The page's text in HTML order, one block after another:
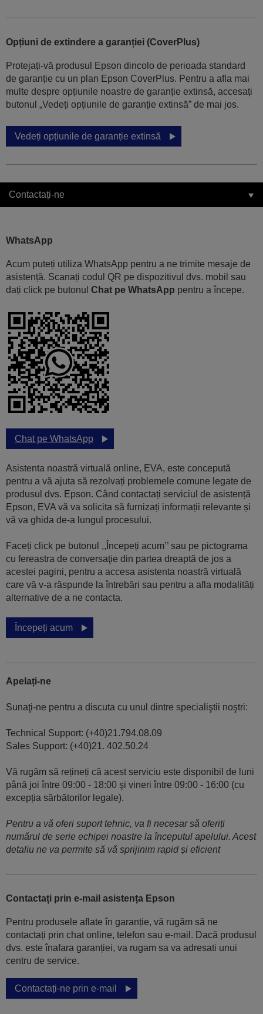
Opțiuni de extindere a garanției (CoverPlus)
Protejați-vă produsul Epson dincolo de perioada standard
de garanție cu un plan Epson CoverPlus. Pentru a afla mai
multe despre opțiunile noastre de garanție extinsă, accesați
butonul „Vedeți opțiunile de garanție extinsă” de mai jos.
Vedeți opțiunile de garanție extinsă
Contactați-ne
WhatsApp
Acum puteți utiliza WhatsApp pentru a ne trimite mesaje de
asistență. Scanați codul QR pe dispozitivul dvs. mobil sau
dați click pe butonul Chat pe WhatsApp pentru a începe.
Chat pe WhatsApp
Asistenta noastră virtuală online, EVA, este concepută
pentru a vă ajuta să rezolvați problemele comune legate de
produsul dvs. Epson. Când contactați serviciul de asistență
Epson, EVA vă va solicita să furnizați informații relevante și
vă va ghida de-a lungul procesului.
Faceți click pe butonul ,,Începeți acum’’ sau pe pictograma
cu fereastra de conversaţie din partea dreaptă de jos a
acestei pagini, pentru a accesa asistenta noastră virtuală
care vă v-a răspunde la întrebări sau pentru a afla modalități
alternative de a ne contacta.
Începeți acum
Apelați-ne
Sunaţi-ne pentru a discuta cu unul dintre specialiştii noştri:
Technical Support: (+40)21.794.08.09
Sales Support: (+40)21. 402.50.24
Vă rugăm să rețineți că acest serviciu este disponibil de luni
până joi între 09:00 - 18:00 şi vineri între 09:00 - 16:00 (cu
excepția sărbătorilor legale).
Pentru a vă oferi suport tehnic, va fi necesar să oferiți
numărul de serie echipei noastre la începutul apelului. Acest
detaliu ne va permite să vă sprijinim rapid și eficient
Contactați prin e-mail asistența Epson
Pentru produsele aflate în garanție, vă rugăm să ne
contactați prin chat online, telefon sau e-mail. Dacă produsul
dvs. este înafara garanției, va rugam sa va adresati unui
centru de service.
Contactați-ne prin e-mail